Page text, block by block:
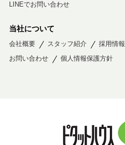
LINEでお問い合わせ
当社について
会社概要 スタッフ紹介 採用情報
お問い合わせ
個人情報保護方針